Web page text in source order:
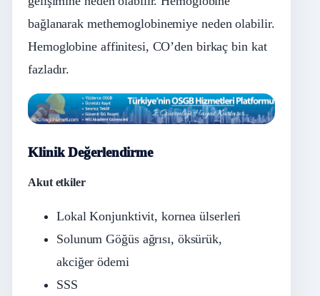
bağlanarak methemoglobinemiye neden olabilir.
Hemoglobine affinitesi, CO’den birkaç bin kat
fazladır.
Klinik Değerlendirme
Akut etkiler
Lokal Konjunktivit, kornea ülserleri
Solunum Göğüs ağrısı, öksürük,
akciğer ödemi
SSS